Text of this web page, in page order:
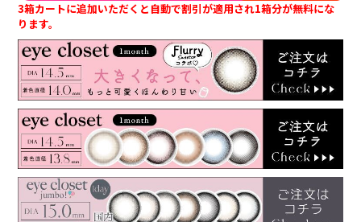
3箱カートに追加いただくと自動で割引が適用され1箱分が無料にな
ります。